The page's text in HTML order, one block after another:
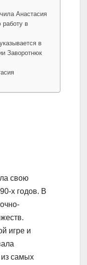
Анастасия
работу в
в
Заворотнюк
свою
х годов. В
игре и
из самых